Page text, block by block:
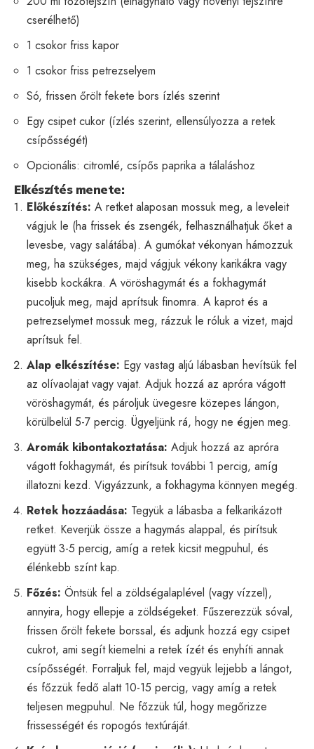
cserélhető)
1 csokor friss kapor
1 csokor friss petrezselyem
Só, frissen őrölt fekete bors ízlés szerint
Egy csipet cukor (ízlés szerint, ellensúlyozza a retek
csípősségét)
Opcionális: citromlé, csípős paprika a tálaláshoz
Elkészítés menete:
Előkészítés: A retket alaposan mossuk meg, a leveleit
vágjuk le (ha frissek és zsengék, felhasználhatjuk őket a
levesbe, vagy salátába). A gumókat vékonyan hámozzuk
meg, ha szükséges, majd vágjuk vékony karikákra vagy
kisebb kockákra. A vöröshagymát és a fokhagymát
pucoljuk meg, majd aprítsuk finomra. A kaprot és a
petrezselymet mossuk meg, rázzuk le róluk a vizet, majd
aprítsuk fel.
Alap elkészítése: Egy vastag aljú lábasban hevítsük fel
az olívaolajat vagy vajat. Adjuk hozzá az apróra vágott
vöröshagymát, és pároljuk üvegesre közepes lángon,
körülbelül 5-7 percig. Ügyeljünk rá, hogy ne égjen meg.
Aromák kibontakoztatása: Adjuk hozzá az apróra
vágott fokhagymát, és pirítsuk további 1 percig, amíg
illatozni kezd. Vigyázzunk, a fokhagyma könnyen megég.
Retek hozzáadása: Tegyük a lábasba a felkarikázott
retket. Keverjük össze a hagymás alappal, és pirítsuk
együtt 3-5 percig, amíg a retek kicsit megpuhul, és
élénkebb színt kap.
Főzés: Öntsük fel a zöldségalaplével (vagy vízzel),
annyira, hogy ellepje a zöldségeket. Fűszerezzük sóval,
frissen őrölt fekete borssal, és adjunk hozzá egy csipet
cukrot, ami segít kiemelni a retek ízét és enyhíti annak
csípősségét. Forraljuk fel, majd vegyük lejjebb a lángot,
és főzzük fedő alatt 10-15 percig, vagy amíg a retek
teljesen megpuhul. Ne főzzük túl, hogy megőrizze
frissességét és ropogós textúráját.